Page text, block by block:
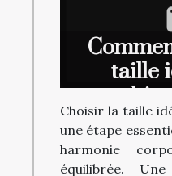
taille
Choisir la taille
une étape
harmonie
équilibrée.